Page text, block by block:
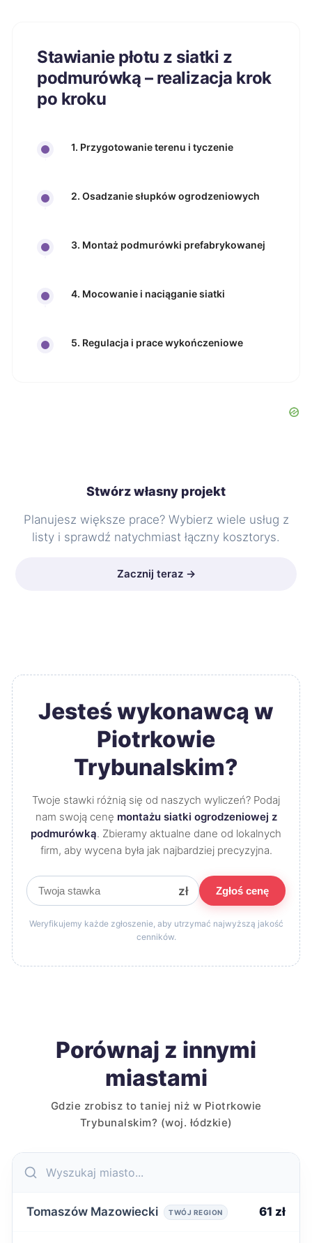
Stawianie płotu z siatki z
podmurówką – realizacja krok
po kroku
1. Przygotowanie terenu i tyczenie
2. Osadzanie słupków ogrodzeniowych
3. Montaż podmurówki prefabrykowanej
4. Mocowanie i naciąganie siatki
5. Regulacja i prace wykończeniowe
Stwórz własny projekt
Planujesz większe prace? Wybierz wiele usług z
listy i sprawdź natychmiast łączny kosztorys.
Zacznij teraz →
Jesteś wykonawcą w
Piotrkowie
Trybunalskim?
Twoje stawki różnią się od naszych wyliczeń? Podaj
nam swoją cenę montażu siatki ogrodzeniowej z
podmurówką. Zbieramy aktualne dane od lokalnych
firm, aby wycena była jak najbardziej precyzyjna.
zł Zgłoś cenę
Weryfikujemy każde zgłoszenie, aby utrzymać najwyższą jakość
cenników.
Porównaj z innymi
miastami
Gdzie zrobisz to taniej niż w Piotrkowie
Trybunalskim? (woj. łódzkie)
Tomaszów Mazowiecki TWÓJ REGION 61 zł